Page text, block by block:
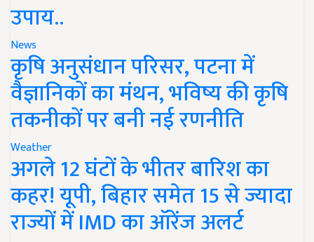
उपाय..
News
कृषि अनुसंधान परिसर, पटना में
वैज्ञानिकों का मंथन, भविष्य की कृषि
तकनीकों पर बनी नई रणनीति
Weather
अगले 12 घंटों के भीतर बारिश का
कहर! यूपी, बिहार समेत 15 से ज्यादा
राज्यों में IMD का ऑरेंज अलर्ट